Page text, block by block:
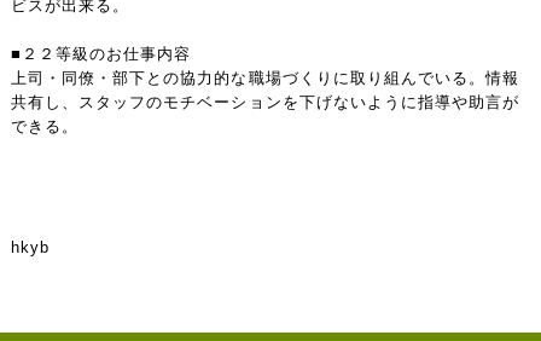
ビスが出来る。
■２２等級のお仕事内容
上司・同僚・部下との協力的な職場づくりに取り組んでいる。情報
共有し、スタッフのモチベーションを下げないように指導や助言が
できる。
hkyb